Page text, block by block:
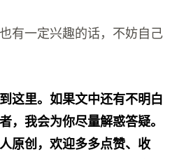
有一定兴趣的话，不妨自己
这里。如果文中还有不明白
，我会为你尽量解惑答疑。
原创，欢迎多多点赞、收